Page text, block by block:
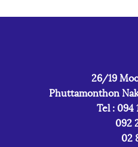
26/19
Phuttamonthon
Tel : 094
092
02